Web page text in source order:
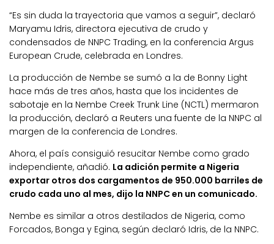
“Es sin duda la trayectoria que vamos a seguir”, declaró
Maryamu Idris, directora ejecutiva de crudo y
condensados de NNPC Trading, en la conferencia Argus
European Crude, celebrada en Londres.
La producción de Nembe se sumó a la de Bonny Light
hace más de tres años, hasta que los incidentes de
sabotaje en la Nembe Creek Trunk Line (NCTL) mermaron
la producción, declaró a Reuters una fuente de la NNPC al
margen de la conferencia de Londres.
Ahora, el país consiguió resucitar Nembe como grado
independiente, añadió. La adición permite a Nigeria
exportar otros dos cargamentos de 950.000 barriles de
crudo cada uno al mes, dijo la NNPC en un comunicado.
Nembe es similar a otros destilados de Nigeria, como
Forcados, Bonga y Egina, según declaró Idris, de la NNPC.